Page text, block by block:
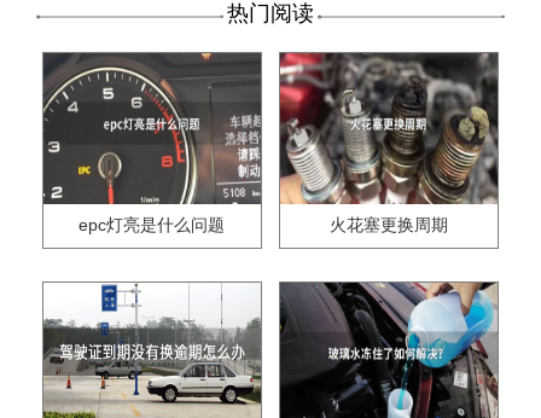
热门阅读
epc灯亮是什么问题 火花塞更换周期